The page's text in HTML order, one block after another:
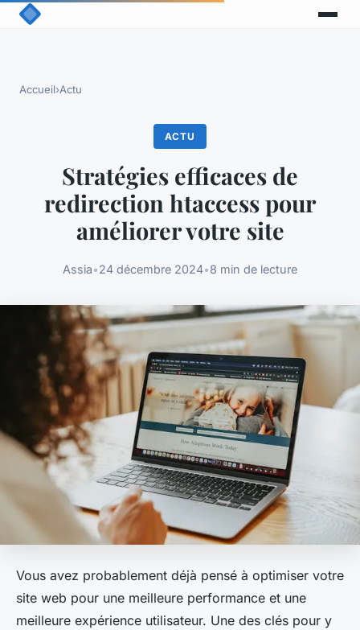
Accueil›Actu
ACTU
Stratégies efficaces de
redirection htaccess pour
améliorer votre site
Assia•24 décembre 2024•8 min de lecture
Vous avez probablement déjà pensé à optimiser votre
site web pour une meilleure performance et une
meilleure expérience utilisateur. Une des clés pour y